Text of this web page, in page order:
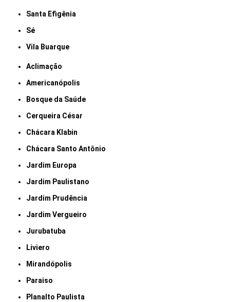
Santa Efigênia
Sé
Vila Buarque
Aclimação
Americanópolis
Bosque da Saúde
Cerqueira César
Chácara Klabin
Chácara Santo Antônio
Jardim Europa
Jardim Paulistano
Jardim Prudência
Jardim Vergueiro
Jurubatuba
Liviero
Mirandópolis
Paraiso
Planalto Paulista